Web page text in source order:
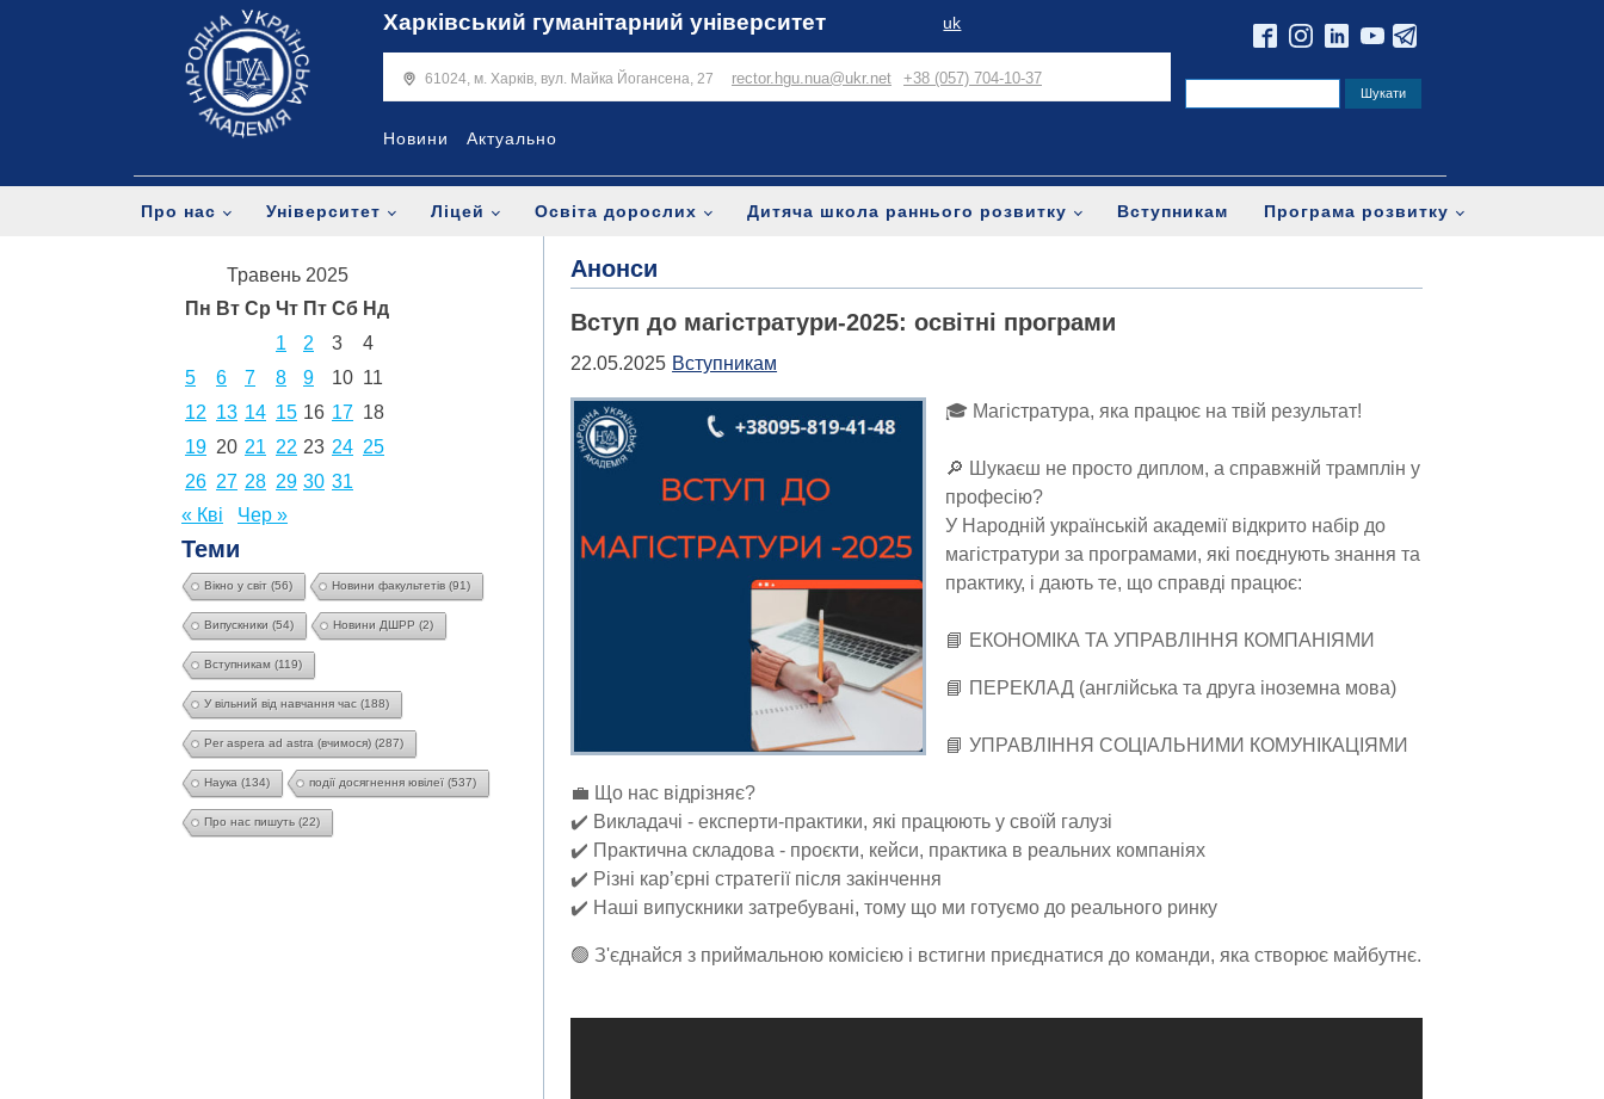
Харківський гуманітарний університет uk
61024, м. Харків, вул. Майка Йогансена, 27 rector.hgu.nua@ukr.net +38 (057) 704-10-37
Новини Актуально
Про нас Університет Ліцей Освіта дорослих Дитяча школа раннього розвитку Вступникам Програма розвитку
Травень 2025
Пн Вт Ср Чт Пт Сб Нд
1
2 3
4
5
6 7 8 9 10 11
12 13 14 15 16 17 18
19 20 21 22 23 24 25
26 27 28 29 30 31
« Кві
Чер »
Теми
Вікно у світ (56) Новини факультетів (91)
Випускники (54) Новини ДШРР (2)
Вступникам (119)
У вільний від навчання час (188)
Per aspera ad astra (вчимося) (287)
Наука (134) події досягнення ювілеї (537)
Про нас пишуть (22)
Анонси
Вступ до магістратури-2025: освітні програми
22.05.2025 Вступникам
🎓 Магістратура, яка працює на твій результат!
🔎 Шукаєш не просто диплом, а справжній трамплін у
професію?
У Народній українській академії відкрито набір до
магістратури за програмами, які поєднують знання та
практику, і дають те, що справді працює:
📘 ЕКОНОМІКА ТА УПРАВЛІННЯ КОМПАНІЯМИ
📘 ПЕРЕКЛАД (англійська та друга іноземна мова)
📘 УПРАВЛІННЯ СОЦІАЛЬНИМИ КОМУНІКАЦІЯМИ
💼 Що нас відрізняє?
✔️ Викладачі - експерти-практики, які працюють у своїй галузі
✔️ Практична складова - проєкти, кейси, практика в реальних компаніях
✔️ Різні кар’єрні стратегії після закінчення
✔️ Наші випускники затребувані, тому що ми готуємо до реального ринку
🟢 З'єднайся з приймальною комісією і встигни приєднатися до команди, яка створює майбутнє.